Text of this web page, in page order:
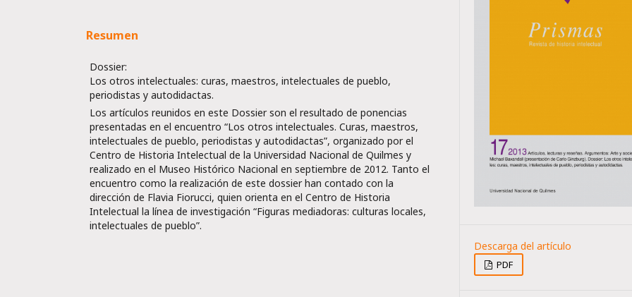
Resumen
Dossier:
Los otros intelectuales: curas, maestros, intelectuales de pueblo,
periodistas y autodidactas.
Los artículos reunidos en este Dossier son el resultado de ponencias
presentadas en el encuentro “Los otros intelectuales. Curas, maestros,
intelectuales de pueblo, periodistas y autodidactas”, organizado por el
Centro de Historia Intelectual de la Universidad Nacional de Quilmes y
realizado en el Museo Histórico Nacional en septiembre de 2012. Tanto el
encuentro como la realización de este dossier han contado con la
dirección de Flavia Fiorucci, quien orienta en el Centro de Historia
Intelectual la línea de investigación “Figuras mediadoras: culturas locales,
intelectuales de pueblo”.
PDF